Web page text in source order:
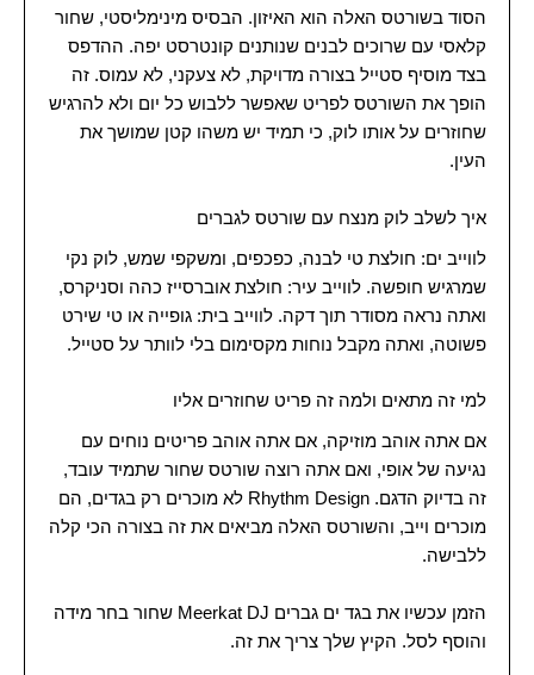
הסוד בשורטס האלה הוא האיזון. הבסיס מינימליסטי, שחור
קלאסי עם שרוכים לבנים שנותנים קונטרסט יפה. ההדפס
בצד מוסיף סטייל בצורה מדויקת, לא צעקני, לא עמוס. זה
הופך את השורטס לפריט שאפשר ללבוש כל יום ולא להרגיש
שחוזרים על אותו לוק, כי תמיד יש משהו קטן שמושך את
העין.
איך לשלב לוק מנצח עם שורטס לגברים
לווייב ים: חולצת טי לבנה, כפכפים, ומשקפי שמש, לוק נקי
שמרגיש חופשה. לווייב עיר: חולצת אוברסייז כהה וסניקרס,
ואתה נראה מסודר תוך דקה. לווייב בית: גופייה או טי שירט
פשוטה, ואתה מקבל נוחות מקסימום בלי לוותר על סטייל.
למי זה מתאים ולמה זה פריט שחוזרים אליו
אם אתה אוהב מוזיקה, אם אתה אוהב פריטים נוחים עם
נגיעה של אופי, ואם אתה רוצה שורטס שחור שתמיד עובד,
זה בדיוק הדגם. Rhythm Design לא מוכרים רק בגדים, הם
מוכרים וייב, והשורטס האלה מביאים את זה בצורה הכי קלה
ללבישה.
הזמן עכשיו את בגד ים גברים Meerkat DJ שחור בחר מידה
והוסף לסל. הקיץ שלך צריך את זה.